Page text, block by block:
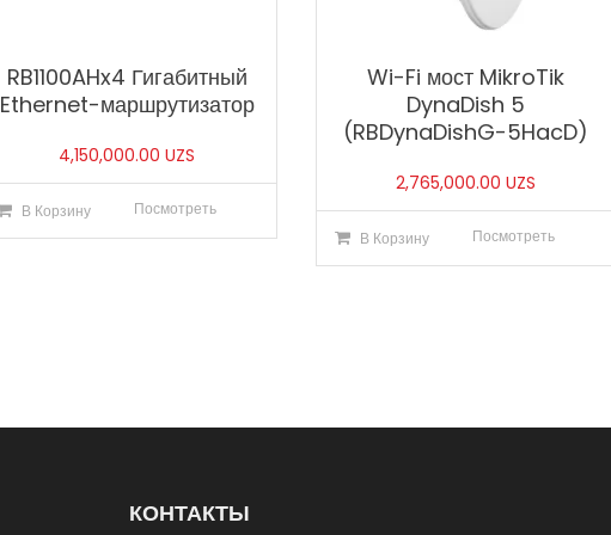
RB1100AHx4 Гигабитный
Ethernet-маршрутизатор
4,150,000.00UZS
В Корзину Посмотреть
Wi-Fi мост MikroTik
DynaDish 5
(RBDynaDishG-5HacD)
2,765,000.00UZS
В Корзину Посмотреть
КОНТАКТЫ